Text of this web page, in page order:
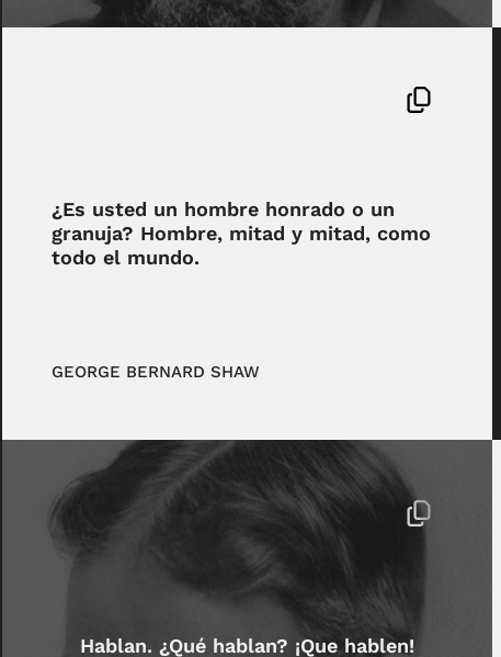
¿Es usted un hombre honrado o un
granuja? Hombre, mitad y mitad, como
todo el mundo.
GEORGE BERNARD SHAW
Hablan. ¿Qué hablan? ¡Que hablen!